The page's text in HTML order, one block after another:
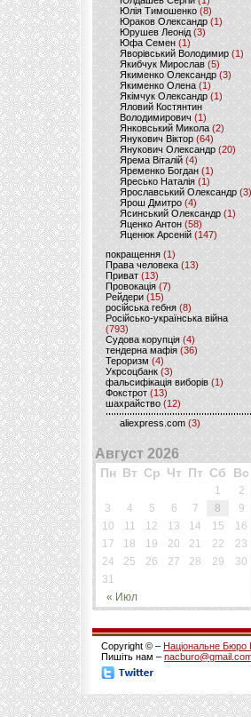
Юлія Тимошенко (8)
Юраков Олександр (1)
Юрушев Леонід (3)
Юфа Семен (1)
Яворівський Володимир (1)
Якибчук Мирослав (5)
Якименко Олександр (3)
Якименко Олена(1)
Якімчук Олександр (1)
Яловий Костянтин
Володимирович (1)
Янковський Микола(2)
Янукович Віктор (64)
Янукович Олександр(20)
Ярема Віталій(4)
Яременко Богдан(1)
Яресько Наталія(1)
Ярославський Олександр (3)
Ярош Дмитро (4)
Ясинський Олександр (1)
Яценко Антон(58)
Яценюк Арсеній (147)
покращення (1)
Права человека(13)
Приват (13)
Провокація (7)
Рейдери (15)
російська гебня (8)
Російсько-українська війна
(793)
Судова корупція (4)
тендерна мафія (36)
Тероризм (4)
Укрсоцбанк (3)
фальсифікація виборів (1)
Фокстрот(13)
шахрайство (12)
aliexpress.com (3)
Август 2026
Пн Вт Ср Чт Пт Сб Вс
« Июл
1
2
3
4 5 6 7 8
9
10
11 12 13 14 15
16
17
18 19 20 21 22
23
24
25 26 27 28 29
30
31
Copyright © – Національне Бюро
Пишіть нам –